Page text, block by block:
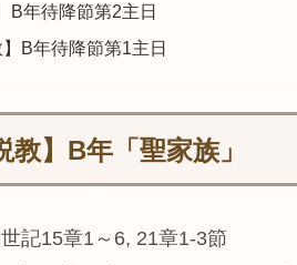
B年待降節第2主日
】B年待降節第1主日
教】B年「聖家族」
15章1～6, 21章1-3節